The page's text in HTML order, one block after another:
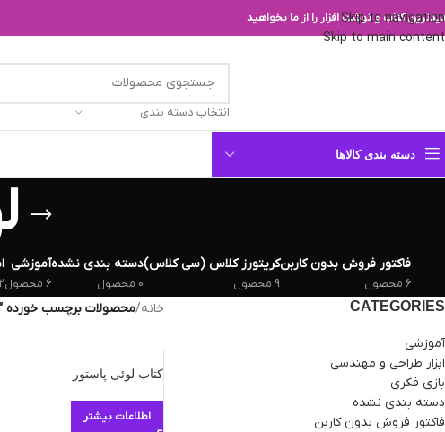
Skip to navigation
Skip to main content
کتاب و نوشت افزار را از ما بخواهید
انتخاب دسته بندی
دسته بندی کالاها
فاکتور فروش بدون کاربن
6 محصول
کریتورز کلاس (سی کلاس)
9 محصول
دسته بندی نشده
0 محصول
آموزشی
6 محصول 2 محصول
CATEGORIES
آموزشی
ابزار طراحی و مهندسی
بازی فکری
دسته بندی نشده
فاکتور فروش بدون کاربن
خانه/محصولات برچسب خورده
کتاب لوئی پاستور
اطلاعات بیشتر